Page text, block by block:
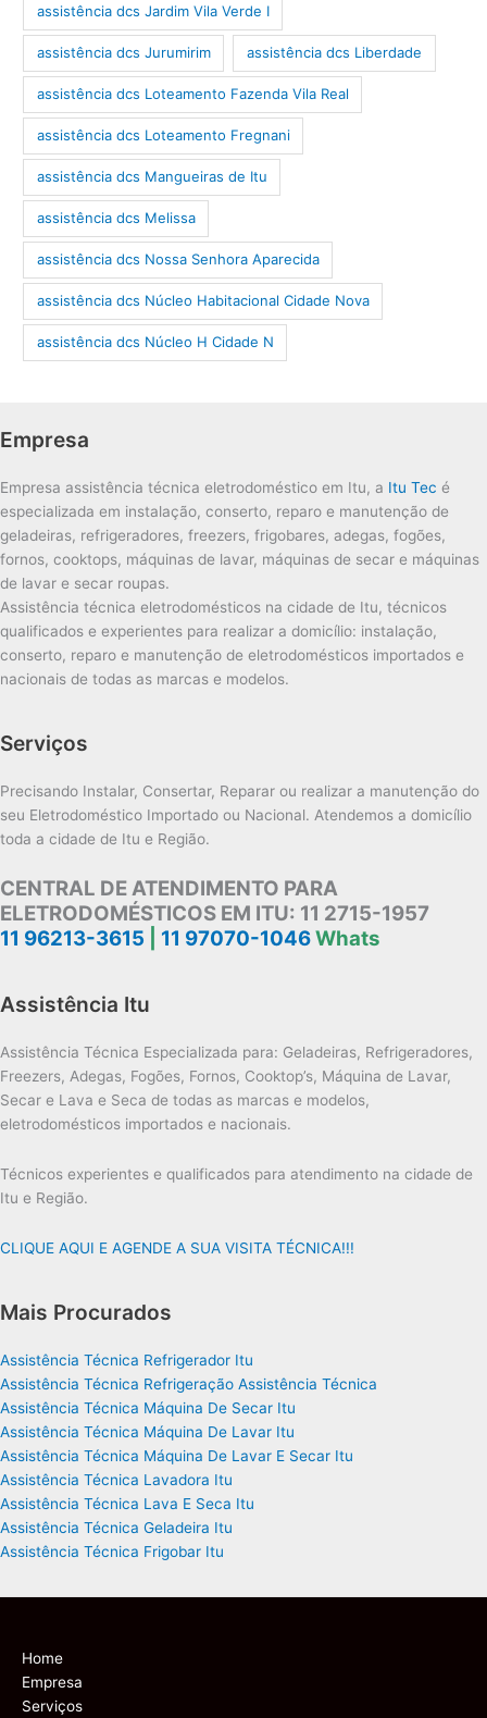
assistência dcs Jardim Vila Verde I
assistência dcs Jurumirim assistência dcs Liberdade
assistência dcs Loteamento Fazenda Vila Real
assistência dcs Loteamento Fregnani
assistência dcs Mangueiras de Itu
assistência dcs Melissa
assistência dcs Nossa Senhora Aparecida
assistência dcs Núcleo Habitacional Cidade Nova
assistência dcs Núcleo H Cidade N
Empresa
Empresa assistência técnica eletrodoméstico em Itu, a Itu Tec é
especializada em instalação, conserto, reparo e manutenção de
geladeiras, refrigeradores, freezers, frigobares, adegas, fogões,
fornos, cooktops, máquinas de lavar, máquinas de secar e máquinas
de lavar e secar roupas.
Assistência técnica eletrodomésticos na cidade de Itu, técnicos
qualificados e experientes para realizar a domicílio: instalação,
conserto, reparo e manutenção de eletrodomésticos importados e
nacionais de todas as marcas e modelos.
Serviços
Precisando Instalar, Consertar, Reparar ou realizar a manutenção do
seu Eletrodoméstico Importado ou Nacional. Atendemos a domicílio
toda a cidade de Itu e Região.
CENTRAL DE ATENDIMENTO PARA
ELETRODOMÉSTICOS EM ITU: 11 2715-1957
11 96213-3615
11 97070-1046Whats
Assistência Itu
Assistência Técnica Especializada para: Geladeiras, Refrigeradores,
Freezers, Adegas, Fogões, Fornos, Cooktop’s, Máquina de Lavar,
Secar e Lava e Seca de todas as marcas e modelos,
eletrodomésticos importados e nacionais.
Técnicos experientes e qualificados para atendimento na cidade de
Itu e Região.
CLIQUE AQUI E AGENDE A SUA VISITA TÉCNICA!!!
Mais Procurados
Assistência Técnica Refrigerador Itu
Assistência Técnica Refrigeração Assistência Técnica
Assistência Técnica Máquina De Secar Itu
Assistência Técnica Máquina De Lavar Itu
Assistência Técnica Máquina De Lavar E Secar Itu
Assistência Técnica Lavadora Itu
Assistência Técnica Lava E Seca Itu
Assistência Técnica Geladeira Itu
Assistência Técnica Frigobar Itu
Home
Empresa
Serviços